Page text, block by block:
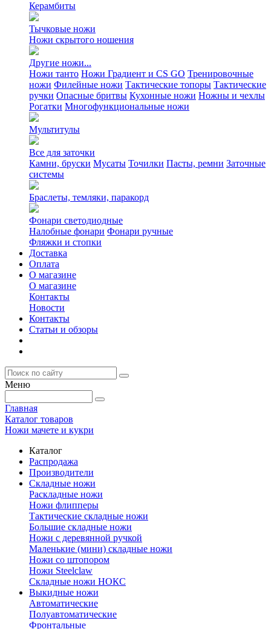
Керамбиты
Тычковые ножи
Ножи скрытого ношения
Другие ножи...
Ножи танто Ножи Градиент и CS GO Тренировочные
ножи Филейные ножи Тактические топоры Тактические
ручки Опасные бритвы Кухонные ножи Ножны и чехлы
Рогатки Многофункциональные ножи
Мультитулы
Все для заточки
Камни, бруски Мусаты Точилки Пасты, ремни Заточные
системы
Браслеты, темляки, паракорд
Фонари светодиодные
Налобные фонари Фонари ручные
Фляжки и стопки
Доставка
Оплата
О магазине
О магазине
Контакты
Новости
Контакты
Статьи и обзоры
Меню
Главная
Каталог товаров
Ножи мачете и кукри
Каталог
Распродажа
Производители
Складные ножи
Раскладные ножи
Ножи флипперы
Тактические складные ножи
Большие складные ножи
Ножи с деревянной ручкой
Маленькие (мини) складные ножи
Ножи со штопором
Ножи Steelclaw
Складные ножи НОКС
Выкидные ножи
Автоматические
Полуавтоматические
Фронтальные